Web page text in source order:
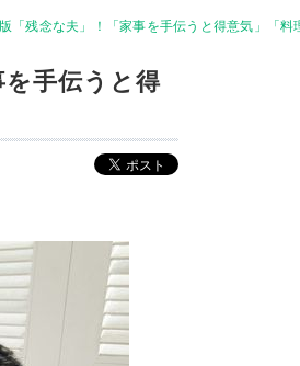
「残念な夫」！「家事を手伝うと得意気」「料
手伝うと得